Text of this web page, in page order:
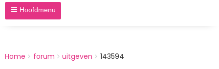
Hoofdmenu
BREADCRUMBS
You
Home forum uitgeven 143594